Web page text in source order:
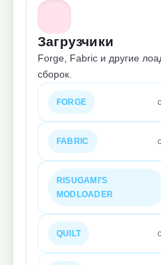
Загрузчики
Forge, Fabric и другие
сборок.
FORGE
FABRIC
RISUGAMI'S
MODLOADER
QUILT